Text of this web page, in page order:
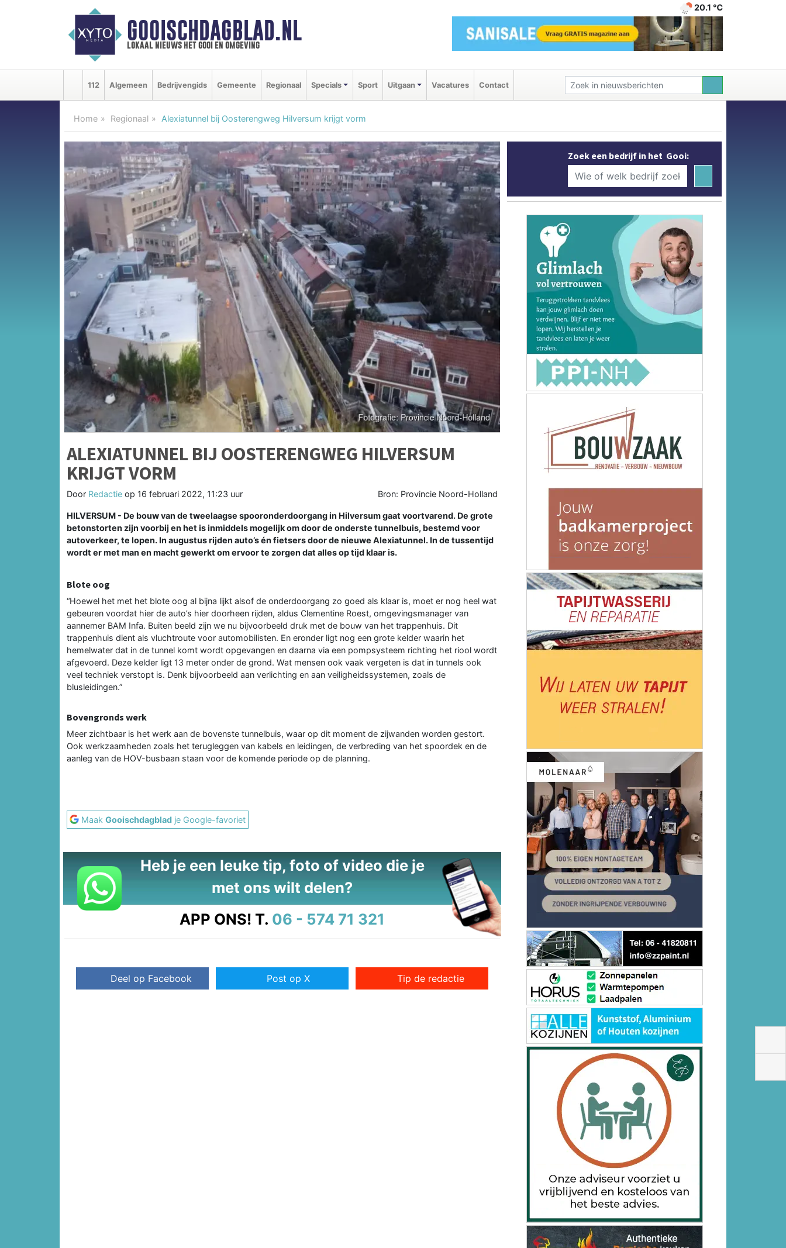
GOOISCHDAGBLAD.NL
lokaal nieuws het gooi en omgeving
20.1 ℃
112 Algemeen Bedrijvengids Gemeente Regionaal Specials Sport Uitgaan Vacatures Contact
Home Regionaal Alexiatunnel bij Oosterengweg Hilversum krijgt vorm
ALEXIATUNNEL BIJ OOSTERENGWEG HILVERSUM
KRIJGT VORM
Door Redactie op 16 februari 2022, 11:23 uur Bron: Provincie Noord-Holland
HILVERSUM - De bouw van de tweelaagse spooronderdoorgang in Hilversum gaat voortvarend. De grote
betonstorten zijn voorbij en het is inmiddels mogelijk om door de onderste tunnelbuis, bestemd voor
autoverkeer, te lopen. In augustus rijden auto’s én fietsers door de nieuwe Alexiatunnel. In de tussentijd
wordt er met man en macht gewerkt om ervoor te zorgen dat alles op tijd klaar is.
Blote oog
“Hoewel het met het blote oog al bijna lijkt alsof de onderdoorgang zo goed als klaar is, moet er nog heel wat
gebeuren voordat hier de auto’s hier doorheen rijden, aldus Clementine Roest, omgevingsmanager van
aannemer BAM Infa. Buiten beeld zijn we nu bijvoorbeeld druk met de bouw van het trappenhuis. Dit
trappenhuis dient als vluchtroute voor automobilisten. En eronder ligt nog een grote kelder waarin het
hemelwater dat in de tunnel komt wordt opgevangen en daarna via een pompsysteem richting het riool wordt
afgevoerd. Deze kelder ligt 13 meter onder de grond. Wat mensen ook vaak vergeten is dat in tunnels ook
veel techniek verstopt is. Denk bijvoorbeeld aan verlichting en aan veiligheidssystemen, zoals de
blusleidingen.”
Bovengronds werk
Meer zichtbaar is het werk aan de bovenste tunnelbuis, waar op dit moment de zijwanden worden gestort.
Ook werkzaamheden zoals het terugleggen van kabels en leidingen, de verbreding van het spoordek en de
aanleg van de HOV-busbaan staan voor de komende periode op de planning.
Maak Gooischdagblad je Google-favoriet
Heb je een leuke tip, foto of video die je
met ons wilt delen?
APP ONS! T. 06 - 574 71 321
Deel op Facebook Post op X Tip de redactie
Zoek een bedrijf in het Gooi: